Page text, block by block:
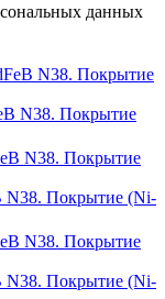
данных
N38. Покрытие
Покрытие (Ni-
Покрытие (Ni-